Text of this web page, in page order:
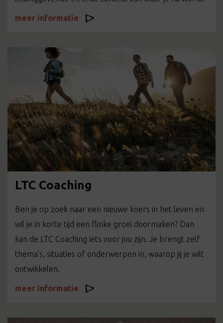
meer informatie
LTC Coaching
Ben je op zoek naar een nieuwe koers in het leven en
wil je in korte tijd een flinke groei doormaken? Dan
kan de LTC Coaching iets voor jou zijn. Je brengt zelf
thema’s, situaties of onderwerpen in, waarop jij je wilt
ontwikkelen.
meer informatie